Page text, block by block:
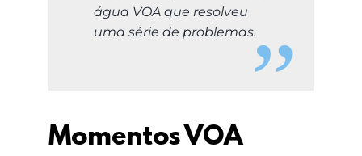
água VOA que resolveu
uma série de problemas.
Momentos VOA